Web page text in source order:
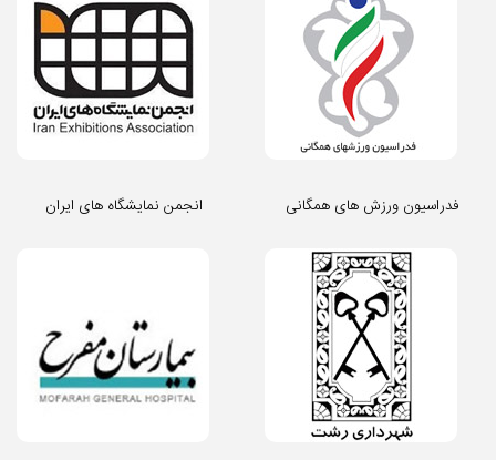
انجمن نمایشگاه های ایران فدراسیون ورزش های همگانی